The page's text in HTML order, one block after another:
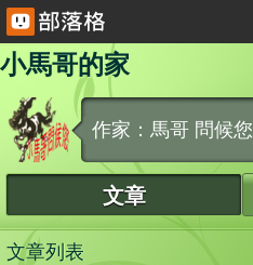
小馬哥的家
作家：馬哥 問候您
文章
文章列表